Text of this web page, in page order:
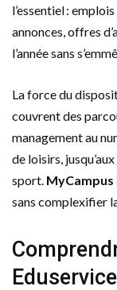
l’essentiel :
annonces, offres
l’année sans
La force du
couvrent des
management au
de loisirs,
sport. MyCampus
sans complexifier